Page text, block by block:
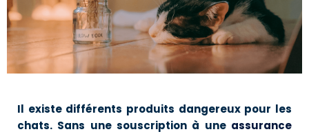
Il existe différents produits dangereux pour les
chats. Sans une souscription à une assurance